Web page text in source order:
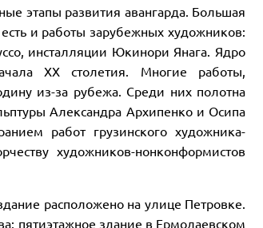
этапы развития авангарда. Большая
и работы зарубежных художников:
инсталляции Юкинори Янага. Ядро
ХХ столетия. Многие работы,
из-за рубежа. Среди них полотна
Александра Архипенко и Осипа
работ грузинского художника-
художников-нонконформистов
расположено на улице Петровке.
пятиэтажное здание в Ермолаевском